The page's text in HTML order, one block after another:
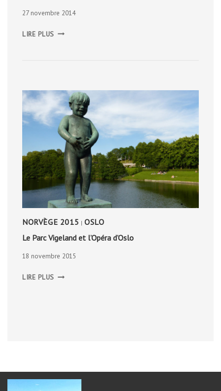
27 novembre 2014
LIRE PLUS
NORVÈGE 2015 | OSLO
Le Parc Vigeland et l’Opéra d’Oslo
18 novembre 2015
LIRE PLUS PARC